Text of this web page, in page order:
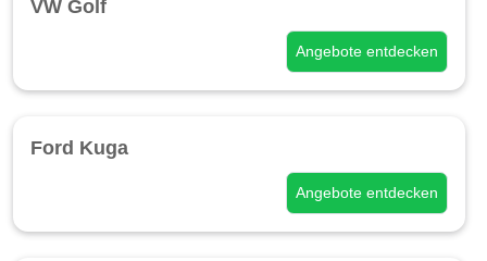
VW Golf
Angebote entdecken
Ford Kuga
Angebote entdecken